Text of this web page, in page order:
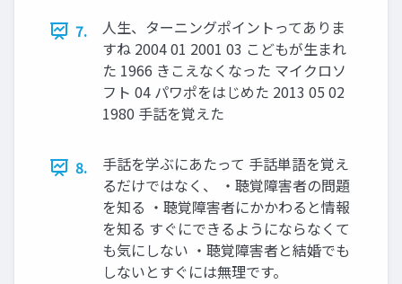
7.
人生、ターニングポイントってありま
すね 2004 01 2001 03 こどもが生まれ
た 1966 きこえなくなった マイクロソ
フト 04 パワポをはじめた 2013 05 02
1980 手話を覚えた
8.
手話を学ぶにあたって 手話単語を覚え
るだけではなく、 ・聴覚障害者の問題
を知る ・聴覚障害者にかかわると情報
を知る すぐにできるようにならなくて
も気にしない ・聴覚障害者と結婚でも
しないとすぐには無理です。